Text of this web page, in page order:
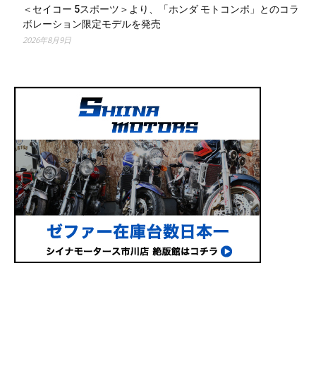
＜セイコー 5スポーツ＞より、「ホンダ モトコンポ」とのコラ
ボレーション限定モデルを発売
2026年8月9日